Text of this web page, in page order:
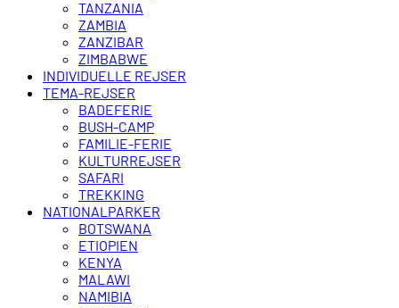
TANZANIA
ZAMBIA
ZANZIBAR
ZIMBABWE
INDIVIDUELLE REJSER
TEMA-REJSER
BADEFERIE
BUSH-CAMP
FAMILIE-FERIE
KULTURREJSER
SAFARI
TREKKING
NATIONALPARKER
BOTSWANA
ETIOPIEN
KENYA
MALAWI
NAMIBIA